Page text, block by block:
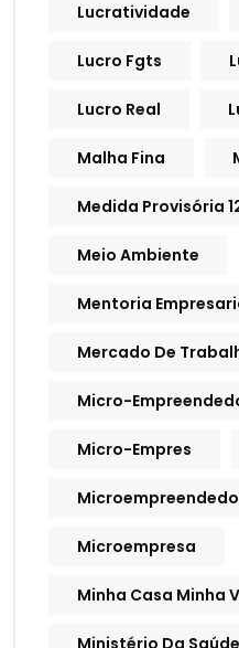
Lucratividade
Lucro Fgts
Lucro Real
Malha Fina
Medida Provisória
Meio Ambiente
Mentoria
Mercado De
Micro-
Micro-Empres
Microempresa
Minha Casa Minha